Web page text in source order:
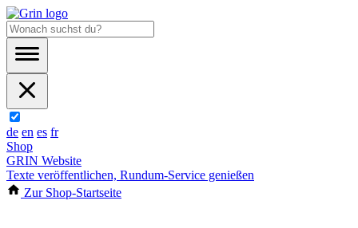
de en es fr
Shop
GRIN Website
Texte veröffentlichen, Rundum-Service genießen
Zur Shop-Startseite